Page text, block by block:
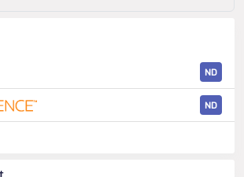
ND
ND